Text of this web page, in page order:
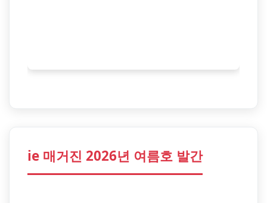
ie 매거진 2026년 여름호 발간